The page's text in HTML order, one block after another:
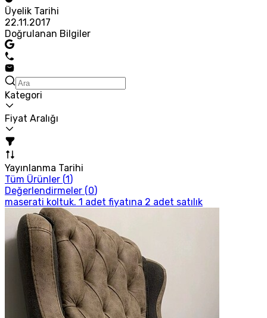
Üyelik Tarihi
22.11.2017
Doğrulanan Bilgiler
Kategori
Fiyat Aralığı
Yayınlanma Tarihi
Tüm Ürünler (1)
Değerlendirmeler (0)
maserati koltuk. 1 adet fiyatına 2 adet satılık